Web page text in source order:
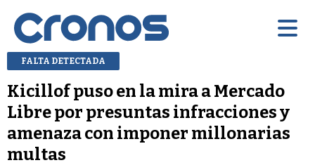
FALTA DETECTADA
Kicillof puso en la mira a Mercado
Libre por presuntas infracciones y
amenaza con imponer millonarias
multas